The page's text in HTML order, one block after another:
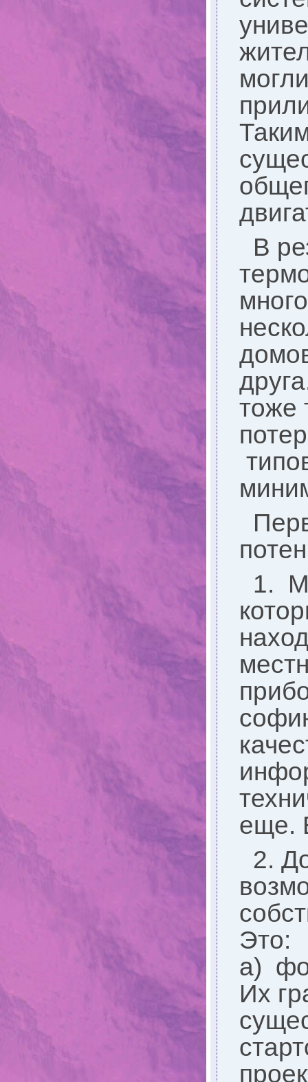
В
тоже
1.
еще.
2.
Это:
а)
Их